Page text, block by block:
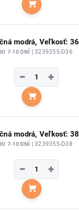
Do košíka
modrá, Veľkosť: 36
7-10 DNÍ | 3239355-D36
+
−
Do košíka
modrá, Veľkosť: 38
7-10 DNÍ | 3239355-D38
+
−
Do košíka